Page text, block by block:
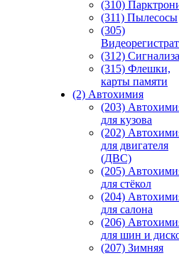
(310)
(311) Пылесосы
(305)
(312)
(315) Флешки,
карты памяти
(2) Автохимия
(203)
для кузова
(202)
для двигателя
(ДВС)
(205)
для стёкол
(204)
для салона
(206)
для шин и
(207) Зимняя